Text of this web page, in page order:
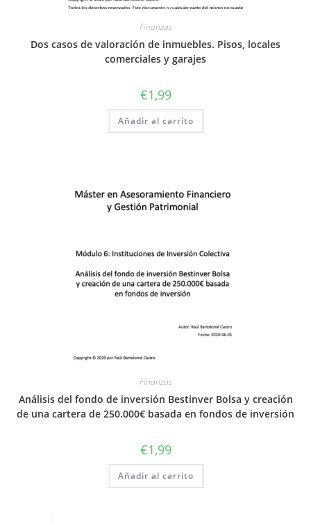
Finanzas
Dos casos de valoración de inmuebles. Pisos, locales
comerciales y garajes
€1,99
Añadir al carrito
Finanzas
Análisis del fondo de inversión Bestinver Bolsa y creación
de una cartera de 250.000€ basada en fondos de inversión
€1,99
Añadir al carrito